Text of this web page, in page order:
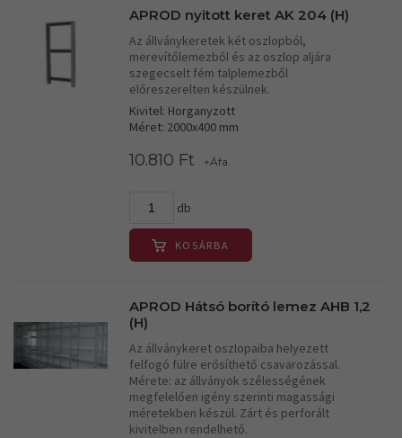
APROD nyitott keret AK 204 (H)
Az állványkeretek két oszlopból,
merevítőlemezből és az oszlop aljára
szegecselt fém talplemezből
előreszerelten készülnek.
Kivitel: Horganyzott
Méret: 2000x400 mm
10.810 Ft +Áfa
db
KOSÁRBA
APROD Hátsó borító lemez AHB 1,2
(H)
Az állványkeret oszlopaiba helyezett
felfogó fülre erősíthető csavarozással.
Mérete: az állványok szélességének
megfelelően igény szerinti magassági
méretekben készül. Zárt és perforált
kivitelben rendelhető.